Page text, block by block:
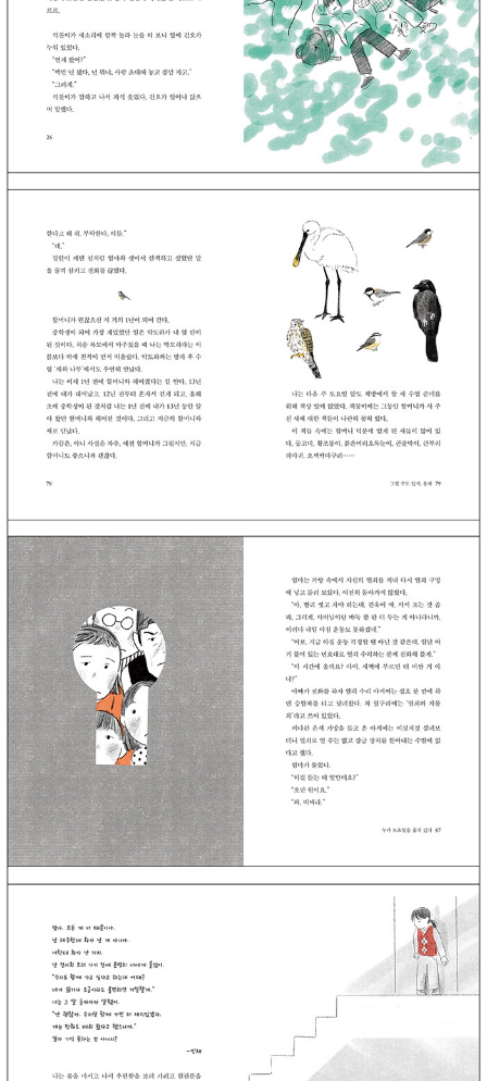
홀히 했다며 티격태격하던 가족들은 손님 왔을 때처럼 한방에서 잠들
며 도둑이 든 건 싫지만 오랜만에 가족의 온기를 느낀다. 하지만 다음
날, 뜻밖의 장소에서 아빠의 비자금이 발견되면서 엄마 아빠의 얼음
전쟁이 시작되고 윤주와 진욱이는 엄마 아빠 눈치를 살피게 된다. 아
빠는 도대체 어디에 쓰려고 비자금을 모아 둔 걸까?
민채는 유치원 때부터 친구였던 아진이와 헤어졌다. 그러니까 제일
친한 친구랑 헤어진 거다. 게다가 아진이는 이사를 앞두고 있다. 특별
히 크게 싸운 것도 아니고, 누구보다 서로를 잘 안다고 생각했는데 어
디서부터 잘못된 걸까? 같은 아파트, 같은 동 2층과 12층에 살며 사
소한 일들도 쪽지와 편지로 주고받기도 했지만, 지금은 민채와 아진
이 모두 자신의 마음을 말하는 편지쓰기에 몰두해 있다. 아진이가 자
주 쓰던 ‘난 괜찮아’가 거짓말이었다는 걸 알게 된 민채. 민채에게 자
신의 감정을 솔직하게 말하는 게 힘들었던 아진이. 이제야 둘은 서로
‧ 「상태 씨와 이사」
나 손서하는 할아버지 손상태 씨의 손자다. 할아버지, 아빠, 엄마, 누
나, 나, 우리는 함께 살았고, 13년 동안 살던 집을 떠나 새 아파트로 이
사를 앞두고 있다. 엄마, 누나는 아파트로 가는 것에 들떠 있지만 나는
정든 집을 떠나기가 싫다. 지금은 안 계시지만 할아버지 방을 떠나는
것도 싫고, 마당을 두고 가는 건 더 힘들다. 마당에는 할아버지가 제일
좋아하시던 앵두나무도 있고, 고양이 ‘까망’이 먹이와 물을 먹으러 오
기 때문이다. 이삿날이 가까워지면서 버릴 물건을 정리하기 힘들어하
던 서하는 누나에게 뜻밖의 얘기를 듣게 되고, 사람의 마음에 대해 생
각한다. 결국 이삿날이 다가오고 새집, 새 방에서 서하를 따뜻하게 맞
이해 주는 것은 할아버지의 가방 ‘상태 씨’다. 지금은 서하의 가방이기
도 한. 서하는 이제 새집과 인사를 나눌 준비가 되어 있다. ‘안녕? 벽
들아. 안녕? 문들아. 우리 잘 지내 보자.’